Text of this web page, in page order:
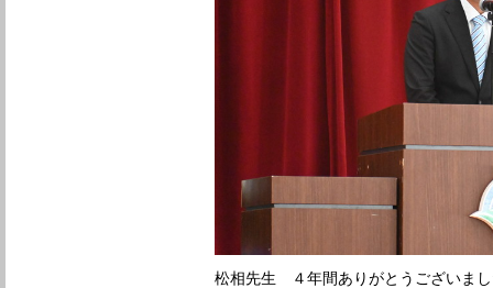
松相先生 ４年間ありがとうございま